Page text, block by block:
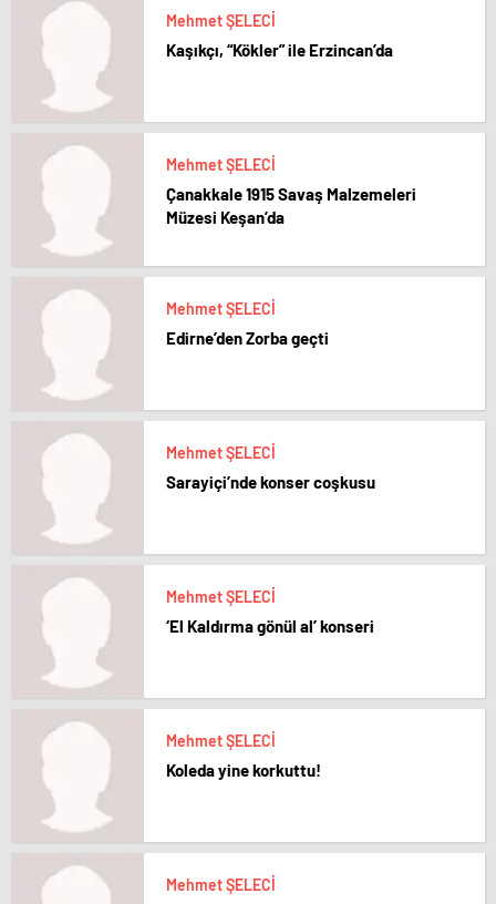
Mehmet ŞELECİ
Kaşıkçı, “Kökler” ile Erzincan’da
Mehmet ŞELECİ
Çanakkale 1915 Savaş Malzemeleri
Müzesi Keşan’da
Mehmet ŞELECİ
Edirne’den Zorba geçti
Mehmet ŞELECİ
Sarayiçi’nde konser coşkusu
Mehmet ŞELECİ
‘El Kaldırma gönül al’ konseri
Mehmet ŞELECİ
Koleda yine korkuttu!
Mehmet ŞELECİ